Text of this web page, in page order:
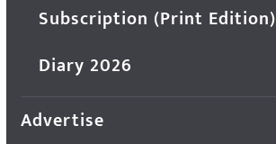
Subscription (Print Edition)
Diary 2026
Advertise